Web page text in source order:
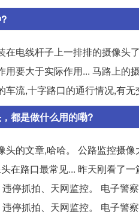
在电线杆子上一排排的摄像头
用要大于实际作用... 马路上
流,十字路口的通行情况,有无
都是做什么用的嘞?
头的文章,哈哈。 公路监控摄
在路口最常见... 昨天刚看了
停抓拍、天网监控。 电子警
停抓拍、天网监控。 电子警